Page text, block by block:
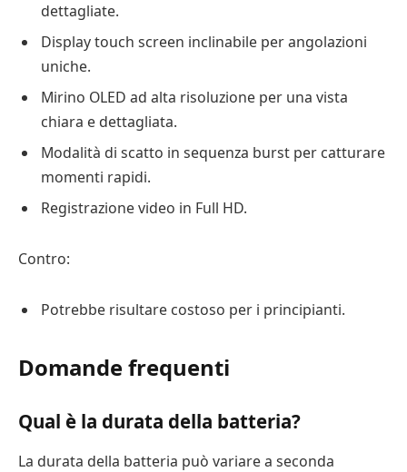
dettagliate.
Display touch screen inclinabile per angolazioni
uniche.
Mirino OLED ad alta risoluzione per una vista
chiara e dettagliata.
Modalità di scatto in sequenza burst per catturare
momenti rapidi.
Registrazione video in Full HD.
Contro:
Potrebbe risultare costoso per i principianti.
Domande frequenti
Qual è la durata della batteria?
La durata della batteria può variare a seconda